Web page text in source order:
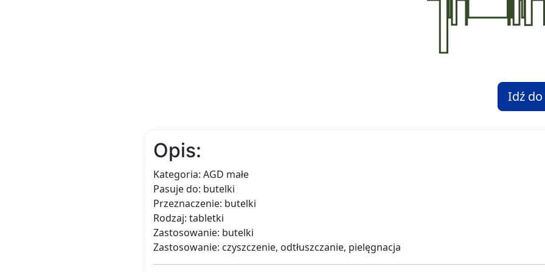
Idź
Opis:
Kategoria: AGD małe
Pasuje do: butelki
Przeznaczenie: butelki
Rodzaj: tabletki
Zastosowanie: butelki
Zastosowanie: czyszczenie, odtłuszczanie, pielęgnacja